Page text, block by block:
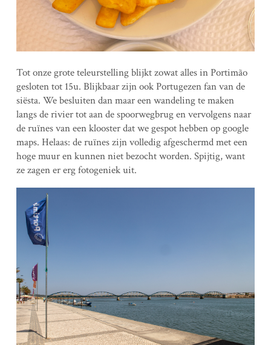
Tot onze grote teleurstelling blijkt zowat alles in Portimão
gesloten tot 15u. Blijkbaar zijn ook Portugezen fan van de
siësta. We besluiten dan maar een wandeling te maken
langs de rivier tot aan de spoorwegbrug en vervolgens naar
de ruïnes van een klooster dat we gespot hebben op google
maps. Helaas: de ruïnes zijn volledig afgeschermd met een
hoge muur en kunnen niet bezocht worden. Spijtig, want
ze zagen er erg fotogeniek uit.